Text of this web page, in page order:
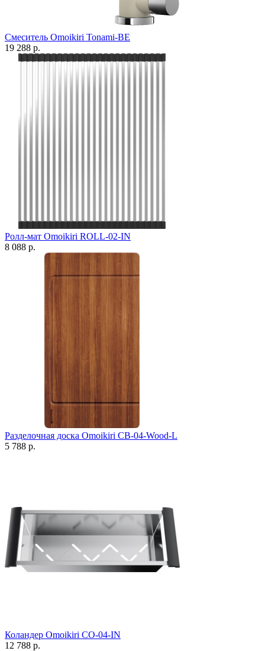
Смеситель Omoikiri Tonami-BE
19 288 р.
Ролл-мат Omoikiri ROLL-02-IN
8 088 р.
Разделочная доска Omoikiri CB-04-Wood-L
5 788 р.
Коландер Omoikiri CO-04-IN
12 788 р.